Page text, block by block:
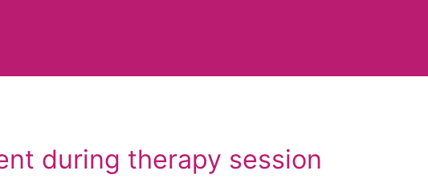
during therapy session